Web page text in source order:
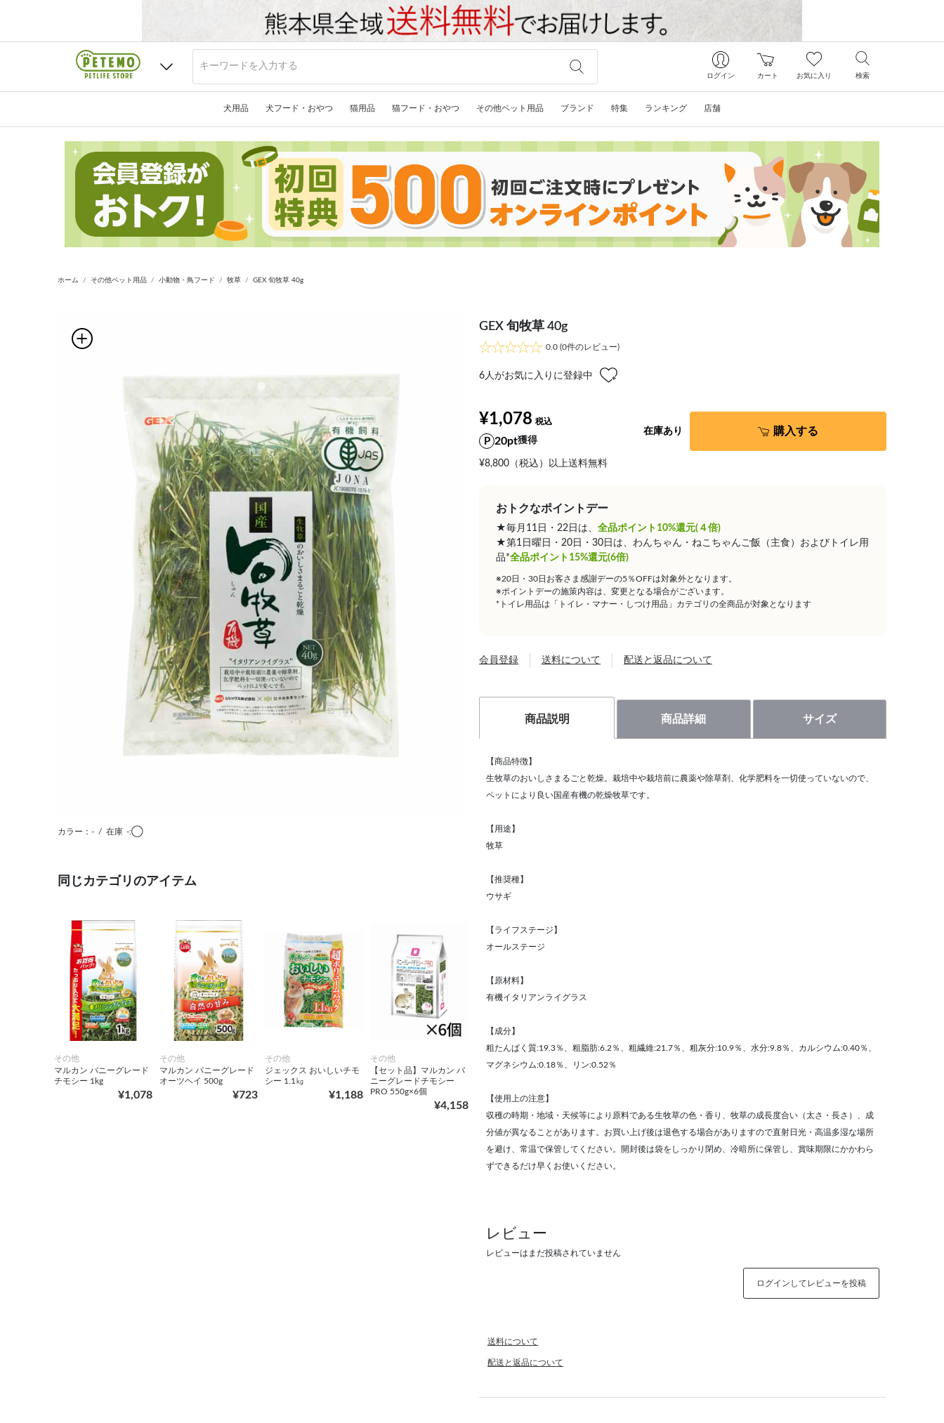
ログイン カート お気に入り 検索
犬用品 犬フード・おやつ 猫用品 猫フード・おやつ その他ペット用品 ブランド 特集 ランキング 店舗
ホーム その他ペット用品 小動物・鳥フード 牧草 GEX 旬牧草 40g
カラー：- / 在庫 -:◯
同じカテゴリのアイテム
その他
マルカン バニーグレード
チモシー 1kg
¥1,078
その他
マルカン バニーグレード
オーツヘイ 500g
¥723
その他
ジェックス おいしいチモ
シー 1.1㎏
¥1,188
その他
【セット品】マルカン バ
ニーグレードチモシー
PRO 550g×6個
¥4,158
GEX 旬牧草 40g
0.0 (0件のレビュー)
6人がお気に入りに登録中
¥1,078
20pt獲得
¥8,800（税込）以上送料無料
在庫あり 購入する
おトクなポイントデー
★毎月11日・22日は、 全品ポイント10%還元(４倍)
★第1日曜日・20日・30日は、わんちゃん・ねこちゃんご飯（主食）およびトイレ用
品*全品ポイント15%還元(6倍)
※20日・30日お客さま感謝デーの5％OFFは対象外となります。
※ポイントデーの施策内容は、変更となる場合がございます。
*トイレ用品は「トイレ・マナー・しつけ用品」カテゴリの全商品が対象となります
会員登録 送料について 配送と返品について
商品説明 商品詳細 サイズ
【商品特徴】
生牧草のおいしさまるごと乾燥。栽培中や栽培前に農薬や除草剤、化学肥料を一切使っていないので、
ペットにより良い国産有機の乾燥牧草です。
【用途】
牧草
【推奨種】
ウサギ
【ライフステージ】
オールステージ
【原材料】
有機イタリアンライグラス
【成分】
粗たんぱく質:19.3％、粗脂肪:6.2％、粗繊維:21.7％、粗灰分:10.9％、水分:9.8％、カルシウム:0.40％、
マグネシウム:0.18％、リン:0.52％
【使用上の注意】
収穫の時期・地域・天候等により原料である生牧草の色・香り、牧草の成長度合い（太さ・長さ）、成
分値が異なることがあります。お買い上げ後は退色する場合がありますので直射日光・高温多湿な場所
を避け、常温で保管してください。開封後は袋をしっかり閉め、冷暗所に保管し、賞味期限にかかわら
ずできるだけ早くお使いください。
レビュー
レビューはまだ投稿されていません
ログインしてレビューを投稿
送料について
配送と返品について